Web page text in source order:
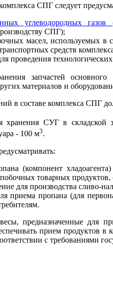
СПГ следует
углеводородных газов
СПГ);
масел, используемых в
средств
проведения
запчастей основного
материалов и
в составе комплекса СПГ
хранения СУГ в
- 100 м3.
(компонент
товарных
для производства сливо-
приема пропана (для
предназначенные для
прием продуктов в
с требованиями